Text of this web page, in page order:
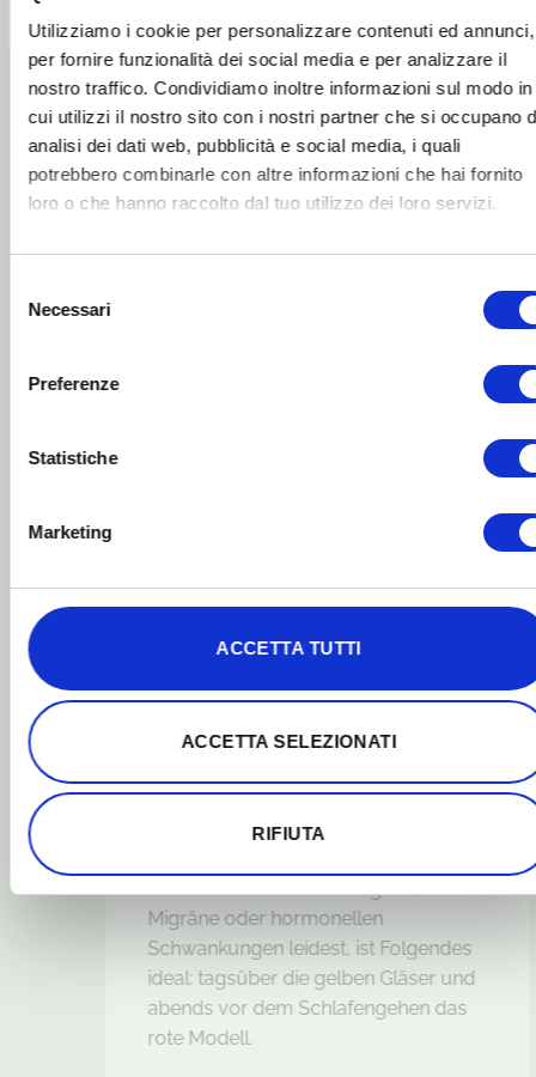
Utilizziamo i cookie per personalizzare contenuti ed annunci,
per fornire funzionalità dei social media e per analizzare il
nostro traffico. Condividiamo inoltre informazioni sul modo in
cui utilizzi il nostro sito con i nostri partner che si occupano
analisi dei dati web, pubblicità e social media, i quali
potrebbero combinarle con altre informazioni che hai fornito
loro o che hanno raccolto dal tuo utilizzo dei loro servizi.
delNecessari
Preferenze
Statistiche
Marketing
ACCETTA TUTTI
ACCETTA SELEZIONATI
RIFIUTA
Ein kleiner Tipp
Ein kleiner Tipp, welche
Wenn es dir im Allgemeinen gut geht,
hast und lediglich deine Energie und
Folgendes ideal: Kaufe zwei Brillen -
eine helle (zum Tragen bei der Arbeit
zweite rote, die du 2–3 Stunden vor
dem Schlafengehen trägst. Wenn du
Problemen wie Schlaflosigkeit,
Migräne oder hormonellen
Schwankungen leidest, ist Folgendes
ideal: tagsüber die gelben Gläser und
abends vor dem Schlafengehen das
rote Modell.